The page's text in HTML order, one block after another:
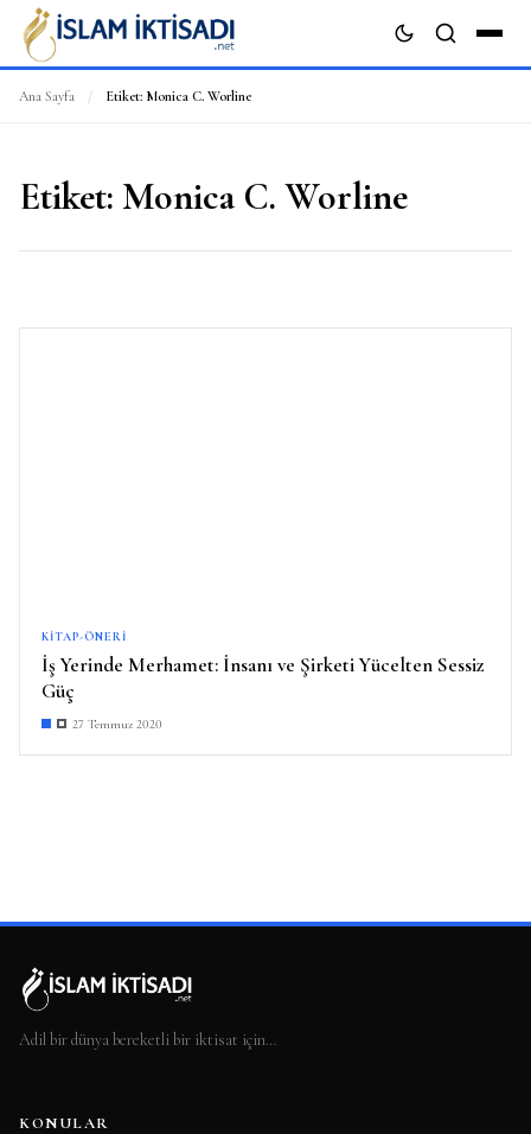
Ana Sayfa / Etiket: Monica C. Worline
Etiket: Monica C. Worline
KITAP-ÖNERI
İş Yerinde Merhamet: İnsanı ve Şirketi Yücelten Sessiz
Güç
27 Temmuz 2020
Adil bir dünya bereketli bir iktisat için…
KONULAR